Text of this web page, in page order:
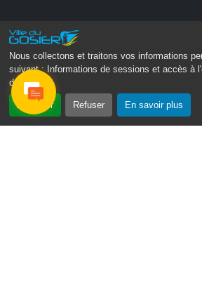
Nous collectons et traitons vos informations
suivant :
Informations de sessions et accès à
des pages .
Accepter Refuser En savoir plus
Suivez-nous